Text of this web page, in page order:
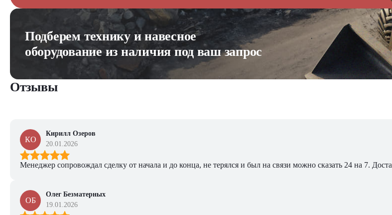
Подберем технику и навесное
оборудование из наличия под ваш запрос
Отзывы
КО
Кирилл Озеров
20.01.2026
Менеджер сопровождал сделку от начала и до конца, не терялся и был на связи можно сказать 24 на 7.
ОБ
Олег Безматерных
19.01.2026